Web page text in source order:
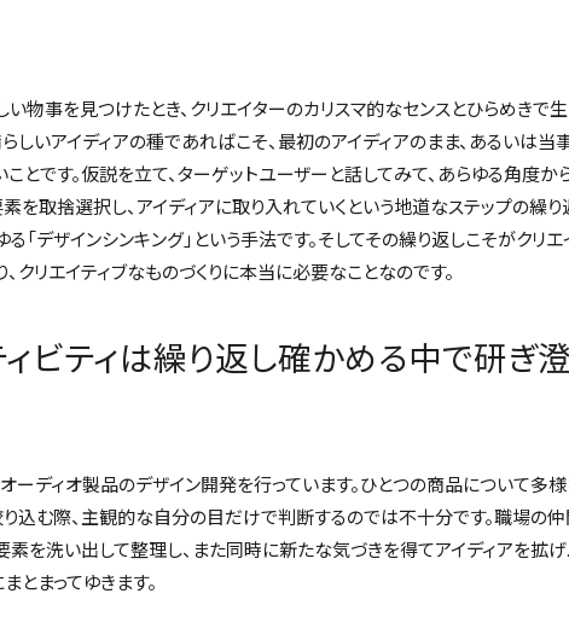
物事を見つけたとき、クリエイターのカリスマ的なセンスとひらめきで
しいアイディアの種であればこそ、最初のアイディアのまま、あるいは当
とです。仮説を立て、ターゲットユーザーと話してみて、あらゆる角度か
を取捨選択し、アイディアに取り入れていくという地道なステップの繰
る「デザインシンキング」という手法です。そしてその繰り返しこそがクリ
クリエイティブなものづくりに本当に必要なことなのです。
ビティは繰り返し確かめる中で研ぎ
ーディオ製品のデザイン開発を行っています。ひとつの商品について多
り込む際、主観的な自分の目だけで判断するのでは不十分です。職場の
を洗い出して整理し、また同時に新たな気づきを得てアイディアを拡げ
とまってゆきます。